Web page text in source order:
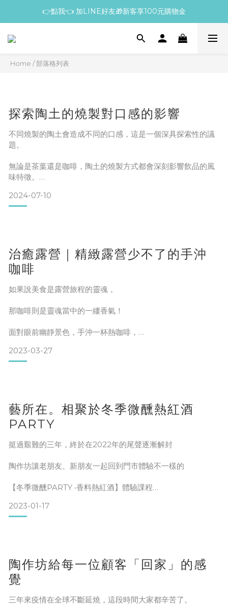
👉點我👈 加LINE好友🎁新客享100元購物金
Home /部落格列表
探索陶土的燒製對口感的影響
不同燒製的陶土會造成不同的口感，這是一個深具探索性的議
題。
無論是茶葉還是咖啡，陶土的燒製方式都會深刻影響飲品的風
味特徵。
根據來自陶作坊、茶葉和咖啡師的實際反饋，不同燒製次數的
老岩泥器具展現出顯著不同的表現：
式使得器具內壁表面更為均勻，增強了玻璃狀熔融，這有助於
提升飲品的口感質地。
老岩泥三燒：更適合中發酵的烏龍茶和中烘焙的咖啡。此類器
具的燒製次數使得表面結晶的滑順度達到一種平衡，使飲品風
味更加豐富。
老岩泥六燒：最適合未發
2024-07-10
治癒露營｜精緻露營少不了的手沖
咖啡
如果說美食是露營旅程的靈魂，
那咖啡則是靈魂當中的一縷香氣！
面對眼前幽靜景色，手沖一杯熱咖啡，
享受著隱於野的浪漫愜意！
療癒自己的方法有很多
例如旅行、攝影、露營、沖一杯咖啡
祖先們從農耕野放到穴居草屋
我們不趕時間，我們就坐在那裡等待時間
2023-03-27
藝所在。相聚於冬季微醺熱紅酒
PARTY
挺過艱難的三年，終於在2022年的尾聲逐漸解封
陶作坊讓老朋友、新朋友一起回到門市體驗不一樣的
【冬季微醺PARTY ‧香料熱紅酒】體驗課程
大家都很認真地細心觀察每個食材帶來的嗅覺感受
2023-01-17
陶作坊給每一位顧客「回家」的感
覺
三年來疫情在全球不斷延燒，這段時間大家都辛苦了。